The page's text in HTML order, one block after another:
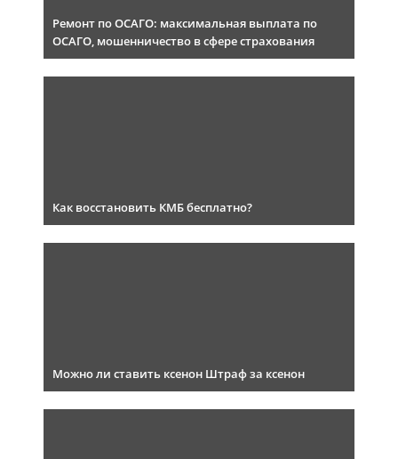
Ремонт по ОСАГО: максимальная выплата по
ОСАГО, мошенничество в сфере страхования
Как восстановить КМБ бесплатно?
Можно ли ставить ксенон Штраф за ксенон